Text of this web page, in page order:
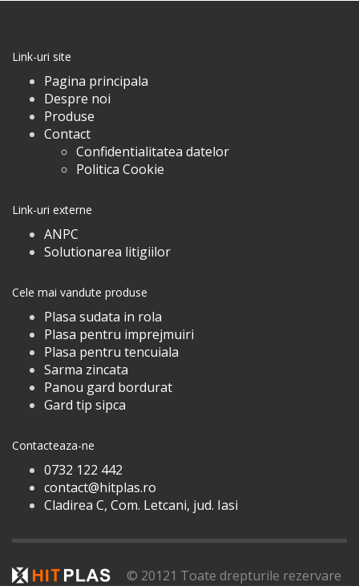
Link-uri site
Pagina principala
Despre noi
Produse
Contact
Confidentialitatea datelor
Politica Cookie
Link-uri externe
ANPC
Solutionarea litigiilor
Cele mai vandute produse
Plasa sudata in rola
Plasa pentru imprejmuiri
Plasa pentru tencuiala
Sarma zincata
Panou gard bordurat
Gard tip sipca
Contacteaza-ne
0732 122 442
contact@hitplas.ro
Cladirea C, Com. Letcani, jud. Iasi
© 20121 Toate drepturile rezervare